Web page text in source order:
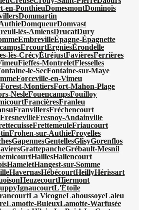
en-PonthieuDomesmontDominois
Dommartin
DomqueurDomvast
lès-AmiensDrucatDury
EmbrevilleÉpagne-Épagnette
ErcourtErgniesÉrondelle
lès-CrécyÉtréjustFavièresFerrières
Fieffes-MontreletFlesselles
le-SecFontaine-sur-Maye
Forceville-en-Vimeu
Forest-MontiersFort-Mahon-Plage
NesleFouencampsFouilloy
FrancièresFranleu
FranvillersFréchencourt
FresnevilleFresnoy-Andainville
FrettemeuleFriaucourt
Frohen-sur-AuthieFroyelles
GapennesGentellesGlisyGorenflos
GrattepancheGrébault-Mesnil
HaillesHallencourt
HameletHangest-sur-Somme
HavernasHébécourtHeillyHérissart
HeuzecourtHiermont
IgnaucourtL'Étoile
La VicogneLahoussoyeLaleu
Lamotte-BuleuxLamotte-Warfusée